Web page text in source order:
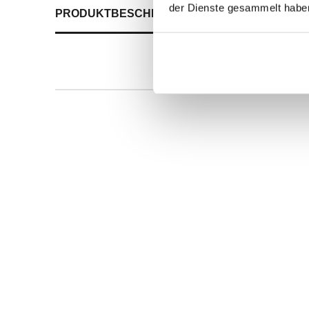
der Dienste gesammelt
PRODUKTBESCHREIBUNGALLE